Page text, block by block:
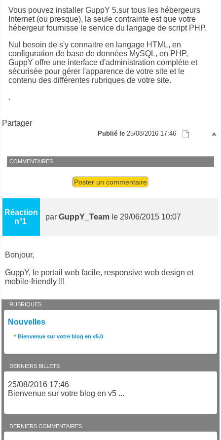
Vous pouvez installer GuppY 5.sur tous les hébergeurs
Internet (ou presque), la seule contrainte est que votre
hébergeur fournisse le service du langage de script PHP.
Nul besoin de s'y connaitre en langage HTML, en
configuration de base de données MySQL, en PHP,
GuppY offre une interface d'administration complète et
sécurisée pour gérer l'apparence de votre site et le
contenu des différentes rubriques de votre site.
.
Partager
Publié le 25/08/2016 17:46
COMMENTAIRES
Poster un commentaire
Réaction
n°1
parGuppY_Team le 29/06/2015 10:07
Bonjour,
GuppY, le portail web facile, responsive web design et
mobile-friendly !!!
RUBRIQUES
Nouvelles
Bienvenue sur votre blog en v5.0
DERNIERS BILLETS
25/08/2016 17:46
Bienvenue sur votre blog en v5 ...
DERNIERS COMMENTAIRES